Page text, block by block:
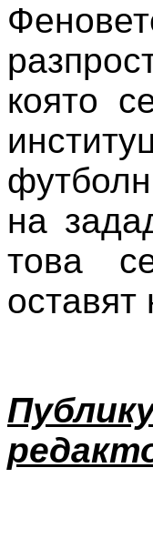
която
на
това
оставят